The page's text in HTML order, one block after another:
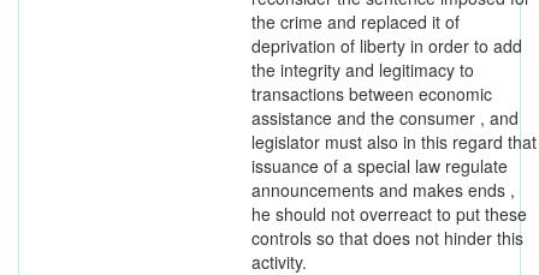
the crime and replaced it of
deprivation of liberty in order to add
the integrity and legitimacy to
transactions between economic
assistance and the consumer , and
legislator must also in this regard that
issuance of a special law regulate
announcements and makes ends ,
he should not overreact to put these
controls so that does not hinder this
activity.